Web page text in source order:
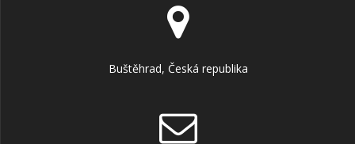
Buštěhrad, Česká republika